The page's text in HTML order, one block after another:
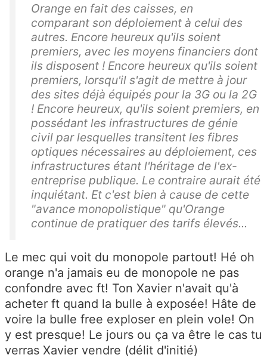
Orange en fait des caisses, en
comparant son déploiement à celui des
autres. Encore heureux qu'ils soient
premiers, avec les moyens financiers dont
ils disposent ! Encore heureux qu'ils soient
premiers, lorsqu'il s'agit de mettre à jour
des sites déjà équipés pour la 3G ou la 2G
! Encore heureux, qu'ils soient premiers, en
possédant les infrastructures de génie
civil par lesquelles transitent les fibres
optiques nécessaires au déploiement, ces
infrastructures étant l'héritage de l'ex-
entreprise publique. Le contraire aurait été
inquiétant. Et c'est bien à cause de cette
"avance monopolistique" qu'Orange
continue de pratiquer des tarifs élevés...
Le mec qui voit du monopole partout! Hé oh
orange n'a jamais eu de monopole ne pas
confondre avec ft! Ton Xavier n'avait qu'à
acheter ft quand la bulle à exposée! Hâte de
voire la bulle free exploser en plein vole! On
y est presque! Le jours ou ça va être le cas tu
verras Xavier vendre (délit d'initié)